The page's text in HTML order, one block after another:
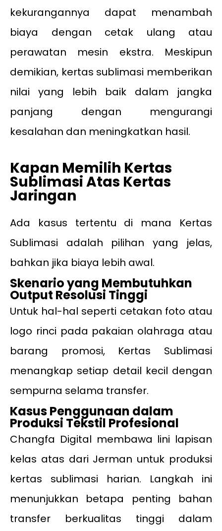
kekurangannya dapat menambah
biaya dengan cetak ulang atau
perawatan mesin ekstra. Meskipun
demikian, kertas sublimasi memberikan
nilai yang lebih baik dalam jangka
panjang dengan mengurangi
kesalahan dan meningkatkan hasil.
Kapan Memilih Kertas
Sublimasi Atas Kertas
Jaringan
Ada kasus tertentu di mana Kertas
Sublimasi adalah pilihan yang jelas,
bahkan jika biaya lebih awal.
Skenario yang Membutuhkan
Output Resolusi Tinggi
Untuk hal-hal seperti cetakan foto atau
logo rinci pada pakaian olahraga atau
barang promosi, Kertas Sublimasi
menangkap setiap detail kecil dengan
sempurna selama transfer.
Kasus Penggunaan dalam
Produksi Tekstil Profesional
Changfa Digital membawa lini lapisan
kelas atas dari Jerman untuk produksi
kertas sublimasi harian. Langkah ini
menunjukkan betapa penting bahan
transfer berkualitas tinggi dalam